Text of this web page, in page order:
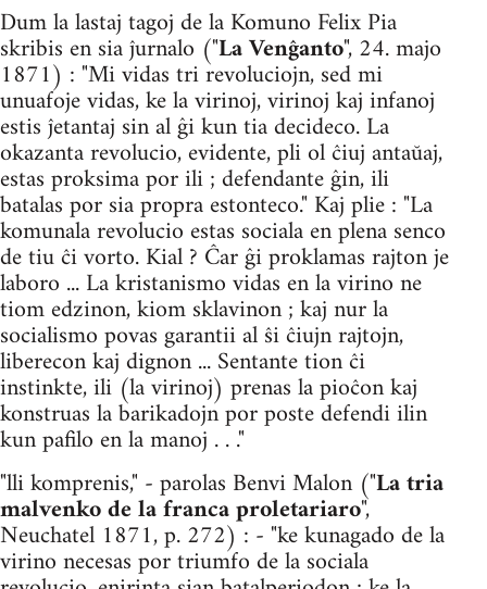
Dum la lastaj tagoj de la Komuno Felix Pia
skribis en sia ĵurnalo ("La Venĝanto", 24. majo
1871) : "Mi vidas tri revoluciojn, sed mi
unuafoje vidas, ke la virinoj, virinoj kaj infanoj
estis ĵetantaj sin al ĝi kun tia decideco. La
okazanta revolucio, evidente, pli ol ĉiuj antaŭaj,
estas proksima por ili ; defendante ĝin, ili
batalas por sia propra estonteco." Kaj plie : "La
komunala revolucio estas sociala en plena senco
de tiu ĉi vorto. Kial ? Ĉar ĝi proklamas rajton je
laboro ... La kristanismo vidas en la virino ne
tiom edzinon, kiom sklavinon ; kaj nur la
socialismo povas garantii al ŝi ĉiujn rajtojn,
liberecon kaj dignon ... Sentante tion ĉi
instinkte, ili (la virinoj) prenas la pioĉon kaj
konstruas la barikadojn por poste defendi ilin
kun pafilo en la manoj . . ."
"lli komprenis," - parolas Benvi Malon ("La tria
malvenko de la franca proletariaro",
Neuchatel 1871, p. 272) : - "ke kunagado de la
virino necesas por triumfo de la sociala